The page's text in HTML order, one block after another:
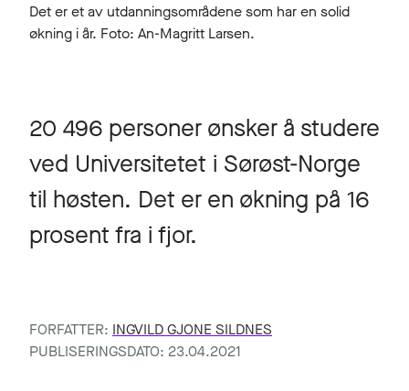
Det er et av utdanningsområdene som har en solid
økning i år. Foto: An-Magritt Larsen.
20 496 personer ønsker å studere
ved Universitetet i Sørøst-Norge
til høsten. Det er en økning på 16
prosent fra i fjor.
FORFATTER: INGVILD GJONE SILDNES
PUBLISERINGSDATO: 23.04.2021